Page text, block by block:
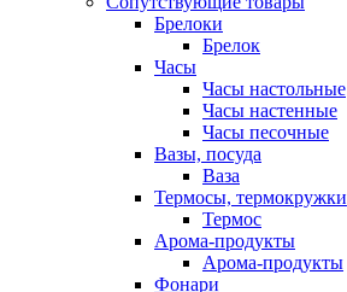
Брелоки
Брелок
Часы
Часы настольные
Часы настенные
Часы песочные
Вазы, посуда
Ваза
Термосы, термокружки
Термос
Арома-продукты
Арома-продукты
Фонари